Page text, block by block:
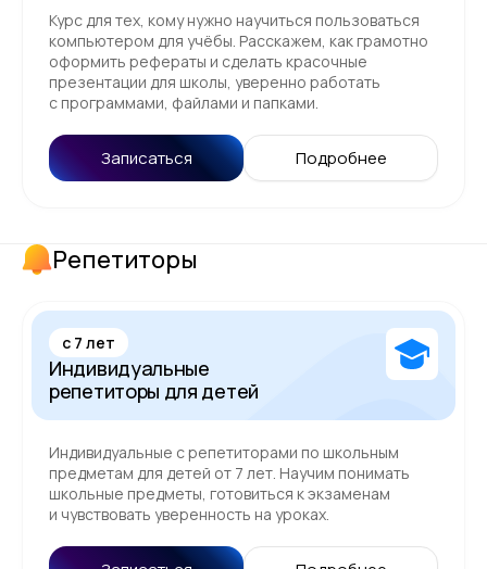
Курс для тех, кому нужно научиться пользоваться
компьютером для учёбы. Расскажем, как грамотно
оформить рефераты и сделать красочные
презентации для школы, уверенно работать
с программами, файлами и папками.
Записаться Подробнее
Репетиторы
c 7 лет
Индивидуальные
репетиторы для детей
Индивидуальные с репетиторами по школьным
предметам для детей от 7 лет. Научим понимать
школьные предметы, готовиться к экзаменам
и чувствовать уверенность на уроках.